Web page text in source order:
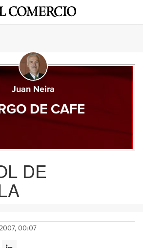
Juan Neira
DE CAFE
DE
2007, 00:07